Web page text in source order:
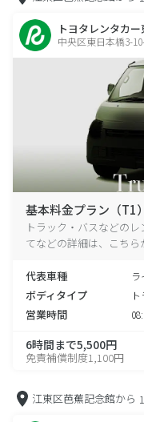
トヨタレンタカ
中央区東日本橋3-
基本料金プラン（T1）
トラック・バスなどの
てなどの詳細は、こちら
代表車種
ボディタイプ
営業時間
6時間まで5,500円
免責補償制度1,100円
江東区芭蕉記念館から